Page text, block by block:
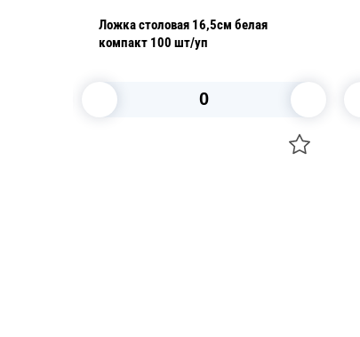
Ложка столовая 16,5см белая
компакт 100 шт/уп